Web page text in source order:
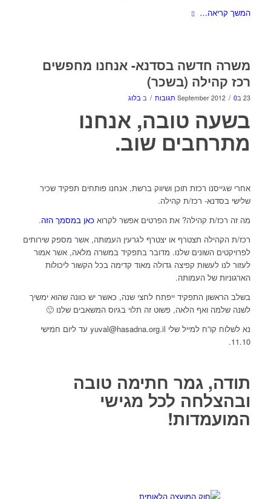
המשך קריאה…
משרה חדשה בסדנא- אנחנו מחפשים
רכז קהילה (בשכר)
23 בSeptember 2012 / 0 תגובות / ב בלוג
בשעה טובה, אנחנו
מתרחבים שוב.
אחרי שגייסנו רכזת תוכן ושיווק ברשת, אנחנו פותחים תפקיד שכיר
שלישי בסדנא- רכז/ת קהילה.
מה זה רכז/ת קהילה? את הפרטים אפשר לקרוא כאן במסמך הזה.
רכז/ת הקהילה תצטרף או יצטרף לגרעין העמותה, אשר מספק שירותים
לפרויקטים השונים שלנו. מדובר בתפקיד במשרה מלאה, אשר אמור
לעזור לנו לעשות קפיצה גדולה מאוד קדימה בכל הקשור ליכולות
הארגוניות של העמותה.
בשלב הראשון התפקיד ייפתח לחצי שנה, כאשר יש כוונה שהוא ימשיך
לשנה שלמה ואף הלאה, פשוט זה תלוי בגיוס המשאבים שלנו 🙂
נא לשלוח קו”ח למייל שלי yuval@hasadna.org.ilעד ליום חמישי
11.10.
תודה, גמר חתימה טובה
ובהצלחה לכל מגישי
המועמדות!